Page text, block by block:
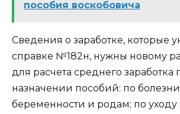
пособия воскобовича
Сведения о заработке, которые
справке №182н, нужны новому
для расчета среднего заработка
назначении пособий: по
беременности и родам; по уходу